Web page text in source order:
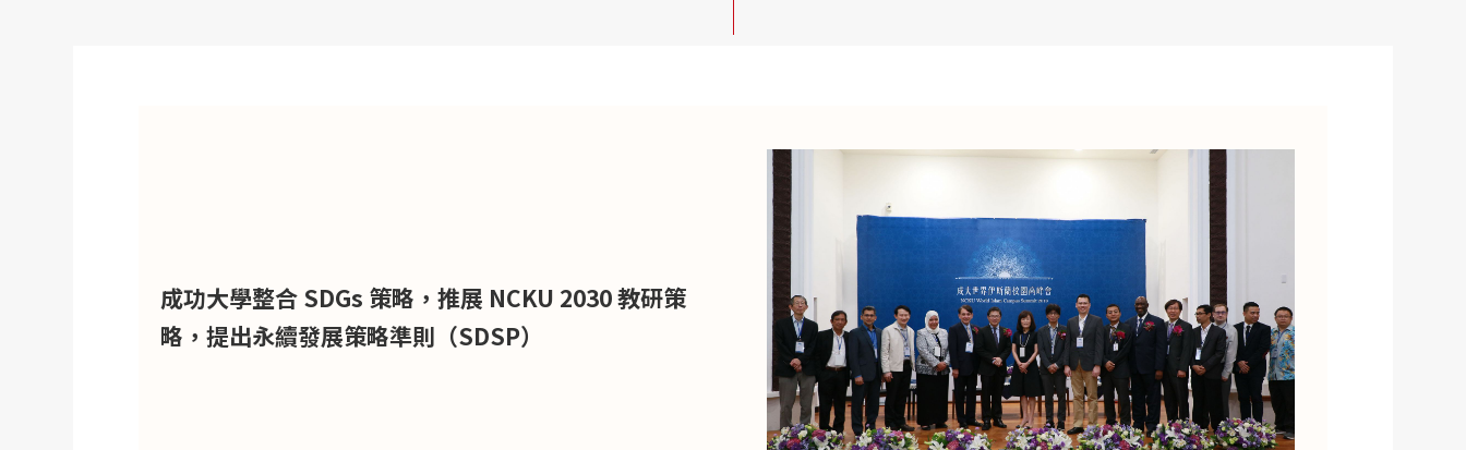
成功大學整合 SDGs 策略，推展 NCKU 2030 教研策
略，提出永續發展策略準則（SDSP）